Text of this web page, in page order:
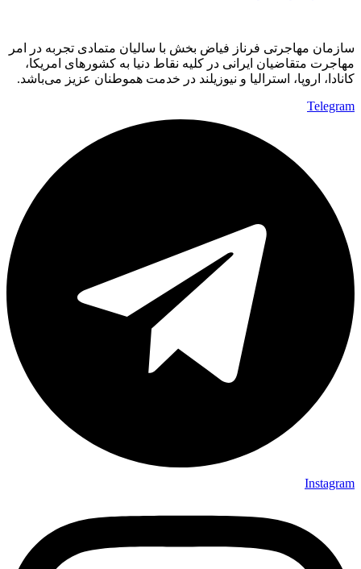
سازمان مهاجرتی فرناز فیاض بخش با سالیان متمادی تجربه در امر
مهاجرت متقاضیان ایرانی در کلیه نقاط دنیا به کشورهای امریکا،
کانادا، اروپا، استرالیا و نیوزیلند در خدمت هموطنان عزیز می‌باشد.
Telegram
Instagram